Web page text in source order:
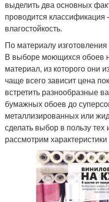
выделить два основных
проводится
влагостойкость.
По материалу изготовления
В выборе моющихся обоев
материал, из которого они
чаще всего зависит цена
встретить разнообразные
бумажных обоев до
металлизированных или
сделать выбор в пользу
рассмотрим